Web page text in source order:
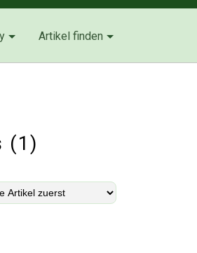
Artikel finden
(1)